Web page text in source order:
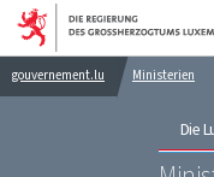
Zur
gouvernement.lu Ministerien
Die